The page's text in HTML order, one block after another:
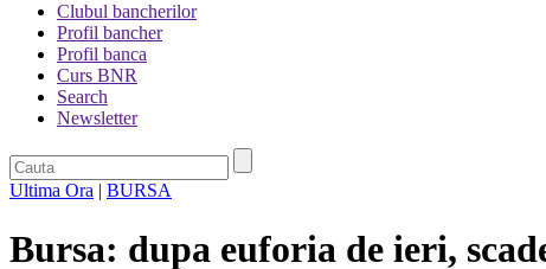
Clubul bancherilor
Profil bancher
Profil banca
Curs BNR
Search
Newsletter
Ultima Ora | BURSA
Bursa: dupa euforia de ieri,